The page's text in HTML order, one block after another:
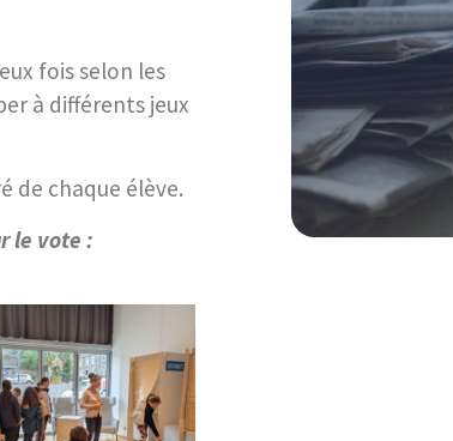
fois selon les
à différents jeux
de chaque élève.
le vote :